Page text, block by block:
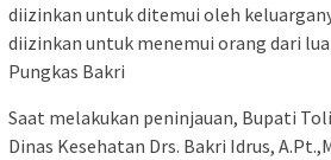
diizinkan untuk ditemui oleh
diizinkan untuk menemui orang dari
Pungkas Bakri
Saat melakukan peninjauan, Bupati
Dinas Kesehatan Drs. Bakri Idrus,